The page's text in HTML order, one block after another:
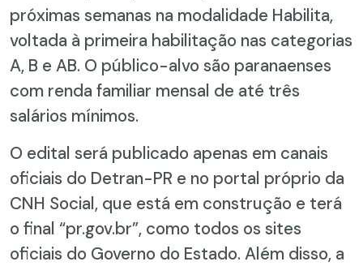
próximas semanas na modalidade Habilita,
voltada à primeira habilitação nas categorias
A, B e AB. O público-alvo são paranaenses
com renda familiar mensal de até três
salários mínimos.
O edital será publicado apenas em canais
oficiais do Detran-PR e no portal próprio da
CNH Social, que está em construção e terá
o final “pr.gov.br”, como todos os sites
oficiais do Governo do Estado. Além disso, a